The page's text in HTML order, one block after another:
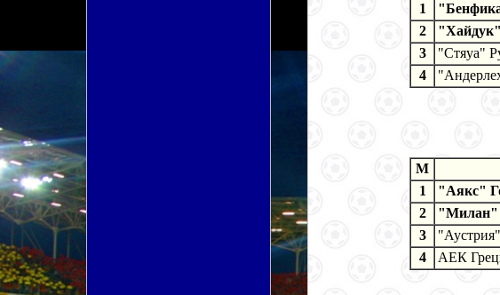
1
2
3
"Стяуа"
4
M
1
"Аякс"
2
"Милан"
3
4
АЕК